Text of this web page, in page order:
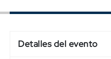
Detalles del evento